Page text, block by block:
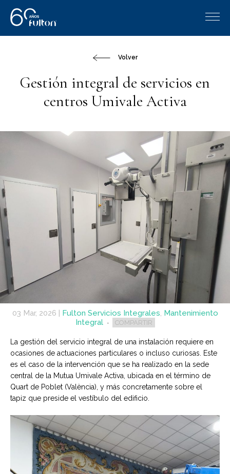
Volver
Gestión integral de servicios en
centros Umivale Activa
03 Mar, 2026 | Fulton Servicios Integrales, Mantenimiento
Integral
COMPARTIR
La gestión del servicio integral de una instalación requiere en
ocasiones de actuaciones particulares o incluso curiosas. Este
es el caso de la intervención que se ha realizado en la sede
central de la Mutua Umivale Activa, ubicada en el término de
Quart de Poblet (València), y más concretamente sobre el
tapiz que preside el vestíbulo del edificio.